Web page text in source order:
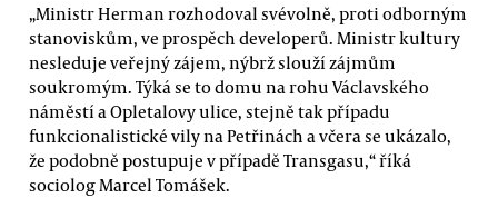
„Ministr Herman rozhodoval svévolně, proti odborným
stanoviskům, ve prospěch developerů. Ministr kultury
nesleduje veřejný zájem, nýbrž slouží zájmům
soukromým. Týká se to domu na rohu Václavského
náměstí a Opletalovy ulice, stejně tak případu
funkcionalistické vily na Petřinách a včera se ukázalo,
že podobně postupuje v případě Transgasu,“ říká
sociolog Marcel Tomášek.